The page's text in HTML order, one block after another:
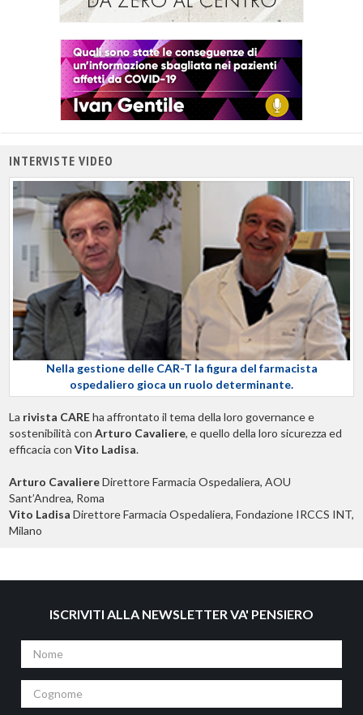
INTERVISTE VIDEO
Nella gestione delle CAR-T la figura del farmacista
ospedaliero gioca un ruolo determinante.
La rivista CAREha affrontato il tema della loro governance e
sostenibilità con Arturo Cavaliere, e quello della loro sicurezza ed
efficacia con Vito Ladisa.
Arturo CavaliereDirettore Farmacia Ospedaliera, AOU
Sant’Andrea, Roma
Vito Ladisa Direttore Farmacia Ospedaliera, Fondazione IRCCS INT,
Milano
ISCRIVITI ALLA NEWSLETTER VA' PENSIERO
Nome
Cognome